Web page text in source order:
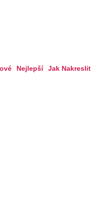
Nejlepší Jak Nakreslit